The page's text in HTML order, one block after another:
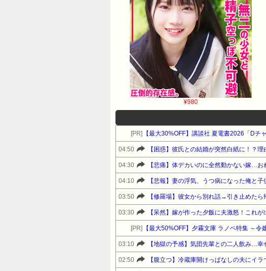
¥980
[PR] 【最大30%OFF】講談社 夏電書2026「Dチ
04:50 【困惑】彼氏との結婚が突然白紙に！？
04:30 【悲痛】体デカいのに全然動かない嫁…
04:10 【悲報】妻の浮気、うつ病になった俺と
03:50 【修羅場】彼女から別れ話→引き止めた
03:30 【呆然】嫁が作った夕飯に夫激怒！これ
[PR] 【最大50%OFF】夕霧文庫 ラノベ特集 ～
03:10 【地獄の予感】気団先輩との二人飲み…
02:50 【腹立つ】冷蔵庫開けっぱなしの夫にイ